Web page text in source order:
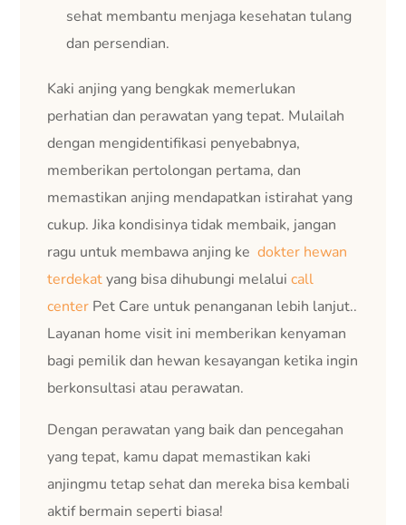
sehat membantu menjaga kesehatan tulang
dan persendian.
Kaki anjing yang bengkak memerlukan
perhatian dan perawatan yang tepat. Mulailah
dengan mengidentifikasi penyebabnya,
memberikan pertolongan pertama, dan
memastikan anjing mendapatkan istirahat yang
cukup. Jika kondisinya tidak membaik, jangan
ragu untuk membawa anjing kedokter hewan
terdekatyang bisa dihubungi melaluicall
center Pet Care untuk penanganan lebih lanjut..
Layanan home visit ini memberikan kenyaman
bagi pemilik dan hewan kesayangan ketika ingin
berkonsultasi atau perawatan.
Dengan perawatan yang baik dan pencegahan
yang tepat, kamu dapat memastikan kaki
anjingmu tetap sehat dan mereka bisa kembali
aktif bermain seperti biasa!